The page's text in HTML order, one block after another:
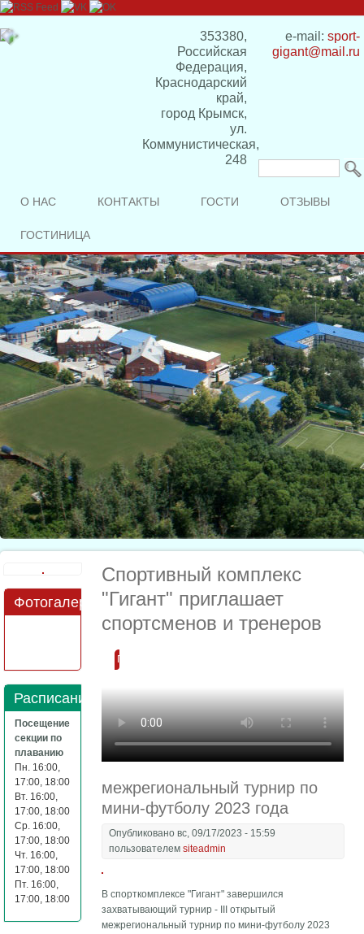
353380,
Российская
Федерация,
Краснодарский
край,
город Крымск,
ул.
Коммунистическая,
248
e-mail: sport-
gigant@mail.ru
Форма
поиска
О НАС КОНТАКТЫ ГОСТИ ОТЗЫВЫ
ГОСТИНИЦА
Спортивный комплекс
"Гигант" приглашает
спортсменов и тренеров
межрегиональный турнир по
мини-футболу 2023 года
Опубликовано вс, 09/17/2023 - 15:59
пользователемsiteadmin
В спорткомплексе "Гигант" завершился
захватывающий турнир - III открытый
межрегиональный турнир по мини-футболу 2023
Фотогалерея
Подробнее
Расписание
Посещение
секции по
плаванию
Пн. 16:00,
17:00, 18:00
Вт. 16:00,
17:00, 18:00
Ср. 16:00,
17:00, 18:00
Чт. 16:00,
17:00, 18:00
Пт. 16:00,
17:00, 18:00